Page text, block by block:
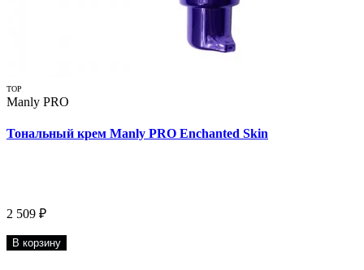
TOP
Manly PRO
Тональный крем Manly PRO Enchanted Skin
2 509 ₽
В корзину